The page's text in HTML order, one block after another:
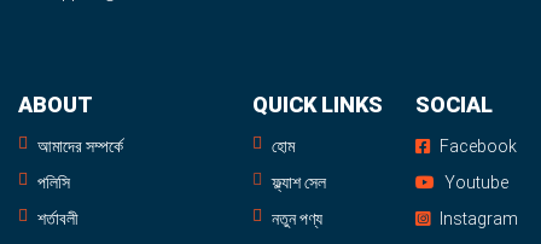
ABOUT
আমাদের সম্পর্কে
পলিসি
শর্তাবলী
QUICK LINKS
হোম
ফ্ল্যাশ সেল
নতুন পণ্য
SOCIAL
Facebook
Youtube
Instagram